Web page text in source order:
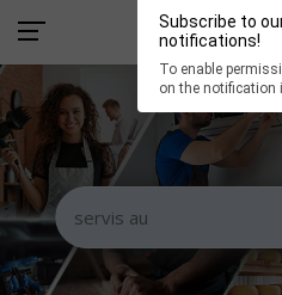
Subscribe to
notifications!
To enable
on the notification